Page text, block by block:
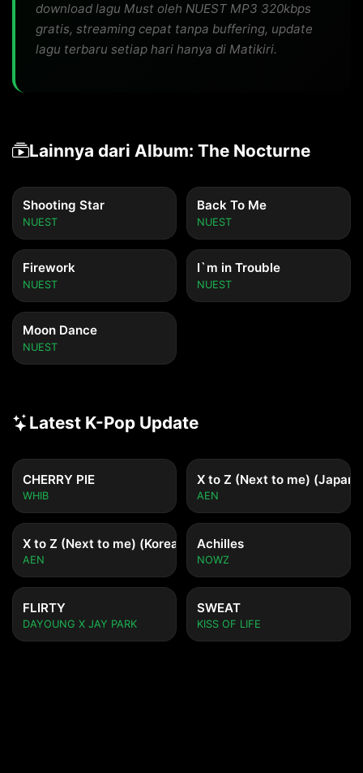
download lagu Must oleh NUEST MP3 320kbps
gratis, streaming cepat tanpa buffering, update
lagu terbaru setiap hari hanya di Matikiri.
Lainnya dari Album: The Nocturne
Shooting Star
NUEST
Back To Me
NUEST
Firework
NUEST
I`m in Trouble
NUEST
Moon Dance
NUEST
Latest K-Pop Update
CHERRY PIE
WHIB
X to Z (Next to me)
AEN
X to Z (Next to me) (Korean ver.)
AEN
Achilles
NOWZ
FLIRTY
DAYOUNG X JAY PARK
SWEAT
KISS OF LIFE